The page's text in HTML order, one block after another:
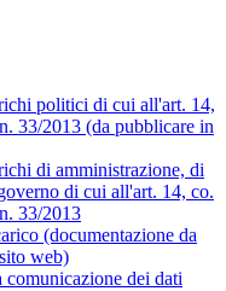
politici di cui all'art. 14,
33/2013 (da pubblicare in
di amministrazione, di
di cui all'art. 14, co.
33/2013
(documentazione da
web)
comunicazione dei dati